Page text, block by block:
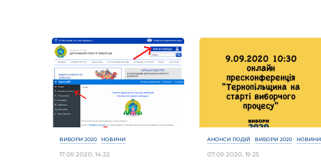
ВИБОРИ 2020 НОВИНИ
17.09.2020, 14:22
АНОНСИ ПОДІЙ ВИБОРИ 2020 НОВИНИ
07.09.2020, 19:25